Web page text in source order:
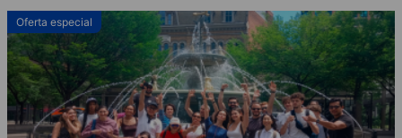
Oferta especial